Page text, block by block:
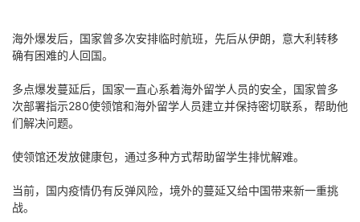
海外爆发后，国家曾多次安排临时航班，先后从伊朗，意大利转移
确有困难的人回国。
多点爆发蔓延后，国家一直心系着海外留学人员的安全，国家曾多
次部署指示280使领馆和海外留学人员建立并保持密切联系，帮助他
们解决问题。
使领馆还发放健康包，通过多种方式帮助留学生排忧解难。
当前，国内疫情仍有反弹风险，境外的蔓延又给中国带来新一重挑
战。